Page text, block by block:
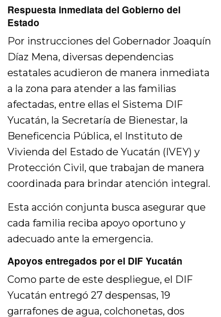
Respuesta inmediata del Gobierno del
Estado
Por instrucciones del Gobernador Joaquín
Díaz Mena, diversas dependencias
estatales acudieron de manera inmediata
a la zona para atender a las familias
afectadas, entre ellas el Sistema DIF
Yucatán, la Secretaría de Bienestar, la
Beneficencia Pública, el Instituto de
Vivienda del Estado de Yucatán (IVEY) y
Protección Civil, que trabajan de manera
coordinada para brindar atención integral.
Esta acción conjunta busca asegurar que
cada familia reciba apoyo oportuno y
adecuado ante la emergencia.
Apoyos entregados por el DIF Yucatán
Como parte de este despliegue, el DIF
Yucatán entregó 27 despensas, 19
garrafones de agua, colchonetas, dos